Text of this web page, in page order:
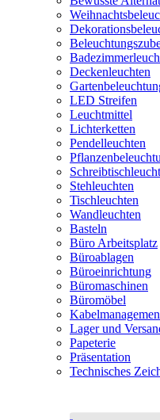
Deckenleuchten
LED Streifen
Leuchtmittel
Lichterketten
Pendelleuchten
Stehleuchten
Tischleuchten
Wandleuchten
Basteln
Büro Arbeitsplatz
Büroablagen
Büroeinrichtung
Büromaschinen
Büromöbel
Lager und
Papeterie
Präsentation
Technisches